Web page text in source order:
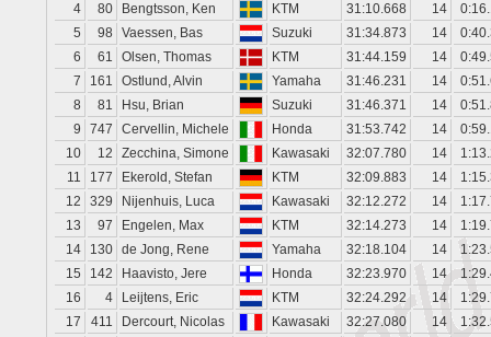
4
80 Bengtsson, Ken KTM 31:10.668 14
5
98 Vaessen, Bas Suzuki 31:34.873 14
6
61 Olsen, Thomas KTM 31:44.159 14
7
161 Ostlund, Alvin Yamaha 31:46.231 14
8
81 Hsu, Brian Suzuki 31:46.371 14
9
747 Cervellin, Michele Honda 31:53.742 14
10
12 Zecchina, Simone Kawasaki 32:07.780 14
11
177 Ekerold, Stefan KTM 32:09.883 14
12
329 Nijenhuis, Luca Kawasaki 32:12.272 14
13
97 Engelen, Max KTM 32:14.273 14
14
130 de Jong, Rene Yamaha 32:18.104 14
15
142 Haavisto, Jere Honda 32:23.970 14
16
4 Leijtens, Eric KTM 32:24.292 14
17
411 Dercourt, Nicolas Kawasaki 32:27.080 14